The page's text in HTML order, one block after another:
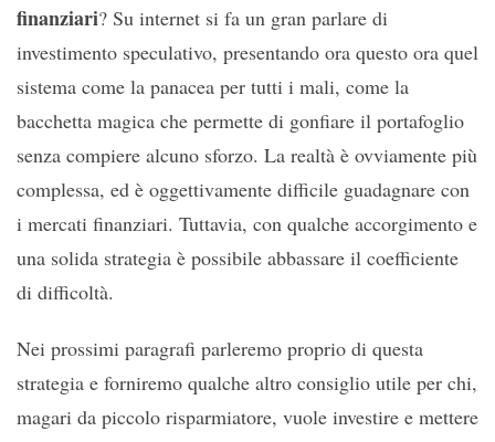
finanziari? Su internet si fa un gran parlare di
investimento speculativo, presentando ora questo ora quel
sistema come la panacea per tutti i mali, come la
bacchetta magica che permette di gonfiare il portafoglio
senza compiere alcuno sforzo. La realtà è ovviamente più
complessa, ed è oggettivamente difficile guadagnare con
i mercati finanziari. Tuttavia, con qualche accorgimento e
una solida strategia è possibile abbassare il coefficiente
di difficoltà.
Nei prossimi paragrafi parleremo proprio di questa
strategia e forniremo qualche altro consiglio utile per chi,
magari da piccolo risparmiatore, vuole investire e mettere